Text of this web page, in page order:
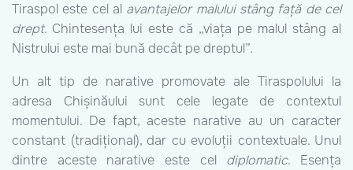
Tiraspol este cel al avantajelor malului stâng față de cel
drept. Chintesența lui este că „viața pe malul stâng al
Nistrului este mai bună decât pe dreptul”.
Un alt tip de narative promovate ale Tiraspolului la
adresa Chișinăului sunt cele legate de contextul
momentului. De fapt, aceste narative au un caracter
constant (tradițional), dar cu evoluții contextuale. Unul
dintre aceste narative este cel diplomatic. Esența